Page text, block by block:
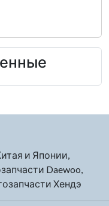
и Японии,
Daewoo,
Хендэ